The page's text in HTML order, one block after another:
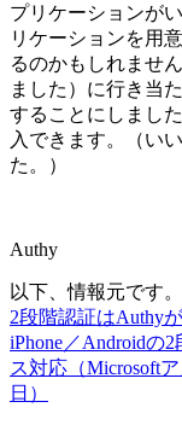
プリケーションが
リケーションを用
るのかもしれませ
ました）に行き当
することにしまし
入できます。（い
た。）
Authy
以下、情報元です
2段階認証はAuthy
iPhone／Androidの
ス対応（Microsoft
日）